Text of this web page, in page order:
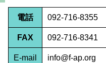
電話 092-716-8355
FAX 092-716-8341
E-mail info@f-ap.org